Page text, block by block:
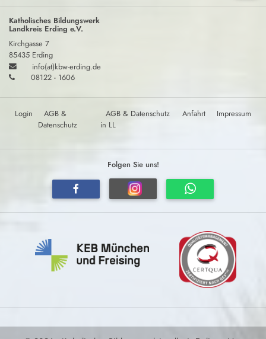
Katholisches Bildungswerk
Landkreis Erding e.V.
Kirchgasse 7
85435 Erding
info(at)kbw-erding.de
08122 - 1606
Login
AGB &
Datenschutz
AGB & Datenschutz
in LL
Anfahrt Impressum
Folgen Sie uns!